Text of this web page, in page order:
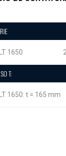
1650
T:
1650: t = 165 mm